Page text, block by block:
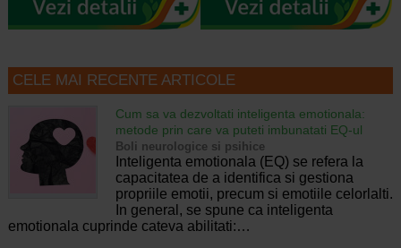
CELE MAI RECENTE ARTICOLE
Cum sa va dezvoltati inteligenta emotionala:
metode prin care va puteti imbunatati EQ-ul
Boli neurologice si psihice
Inteligenta emotionala (EQ) se refera la
capacitatea de a identifica si gestiona
propriile emotii, precum si emotiile celorlalti.
In general, se spune ca inteligenta
emotionala cuprinde cateva abilitati:…